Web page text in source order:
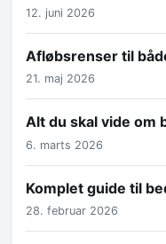
12. juni 2026
Afløbsrenser til
21. maj 2026
Alt du skal vide om
6. marts 2026
Komplet guide til
28. februar 2026